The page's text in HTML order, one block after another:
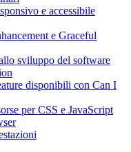
e accessibile
e Graceful
sviluppo del software
disponibili con Can I
per CSS e JavaScript